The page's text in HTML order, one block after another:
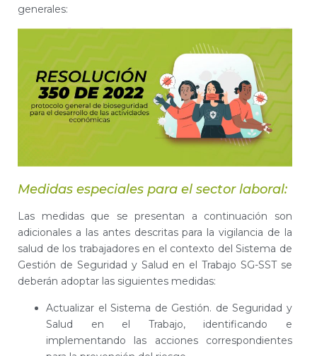
generales:
Medidas especiales para el sector laboral:
Las medidas que se presentan a continuación son
adicionales a las antes descritas para la vigilancia de la
salud de los trabajadores en el contexto del Sistema de
Gestión de Seguridad y Salud en el Trabajo SG-SST se
deberán adoptar las siguientes medidas:
Actualizar el Sistema de Gestión. de Seguridad y
Salud en el Trabajo, identificando e
implementando las acciones correspondientes